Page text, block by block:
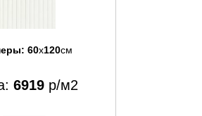
60x120см
6919 р/м2